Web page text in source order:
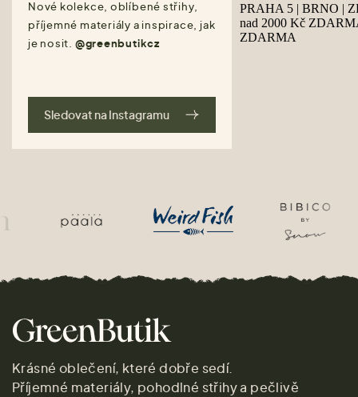
Nové kolekce, oblíbené střihy,
příjemné materiály a inspirace, jak
je nosit. @greenbutikcz
Sledovat na Instagramu
Krásné oblečení, které dobře sedí.
Příjemné materiály, pohodlné střihy a pečlivě